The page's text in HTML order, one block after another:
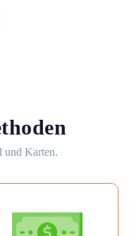
und Karten.